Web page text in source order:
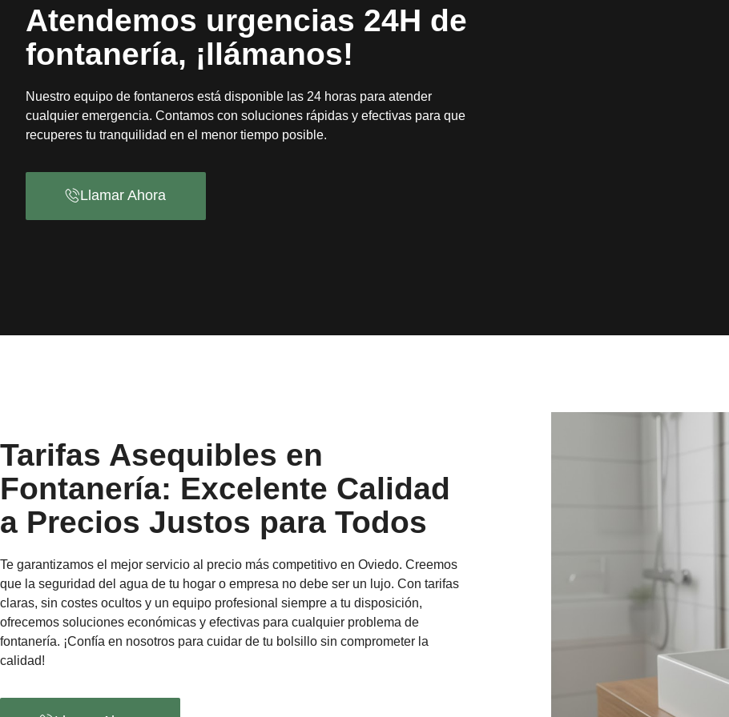
Atendemos urgencias 24H de
fontanería, ¡llámanos!
Nuestro equipo de fontaneros está disponible las 24 horas para atender
cualquier emergencia. Contamos con soluciones rápidas y efectivas para que
recuperes tu tranquilidad en el menor tiempo posible.
Llamar Ahora
Tarifas Asequibles en
Fontanería: Excelente Calidad
a Precios Justos para Todos
Te garantizamos el mejor servicio al precio más competitivo en Oviedo. Creemos
que la seguridad del agua de tu hogar o empresa no debe ser un lujo. Con tarifas
claras, sin costes ocultos y un equipo profesional siempre a tu disposición,
ofrecemos soluciones económicas y efectivas para cualquier problema de
fontanería. ¡Confía en nosotros para cuidar de tu bolsillo sin comprometer la
calidad!